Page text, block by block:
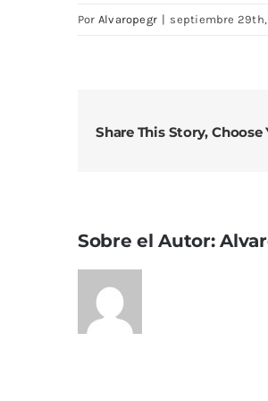
Por Alvaropegr | septiembre
Share This Story,
Sobre el Autor: